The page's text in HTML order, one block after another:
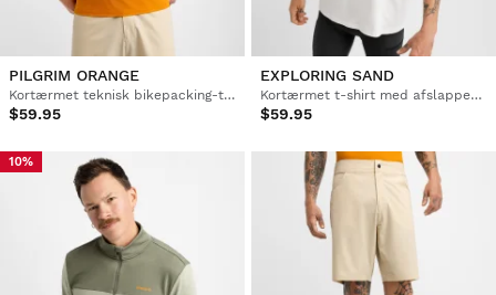
PILGRIM ORANGE
Kortærmet teknisk bikepacking-trøje til mænd
$59.95
EXPLORING SAND
Kortærmet t-shirt med afslappet pasform til bikepacking til mænd
$59.95
10%